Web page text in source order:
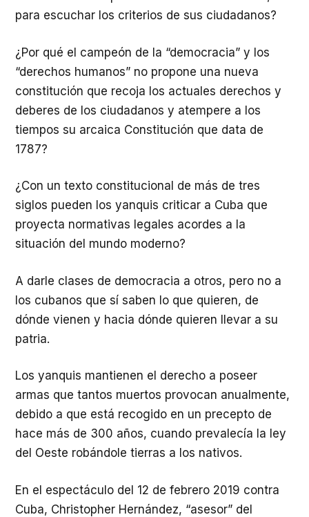
para escuchar los criterios de sus ciudadanos?
¿Por qué el campeón de la “democracia” y los
“derechos humanos” no propone una nueva
constitución que recoja los actuales derechos y
deberes de los ciudadanos y atempere a los
tiempos su arcaica Constitución que data de
1787?
¿Con un texto constitucional de más de tres
siglos pueden los yanquis criticar a Cuba que
proyecta normativas legales acordes a la
situación del mundo moderno?
A darle clases de democracia a otros, pero no a
los cubanos que sí saben lo que quieren, de
dónde vienen y hacia dónde quieren llevar a su
patria.
Los yanquis mantienen el derecho a poseer
armas que tantos muertos provocan anualmente,
debido a que está recogido en un precepto de
hace más de 300 años, cuando prevalecía la ley
del Oeste robándole tierras a los nativos.
En el espectáculo del 12 de febrero 2019 contra
Cuba, Christopher Hernández, “asesor” del